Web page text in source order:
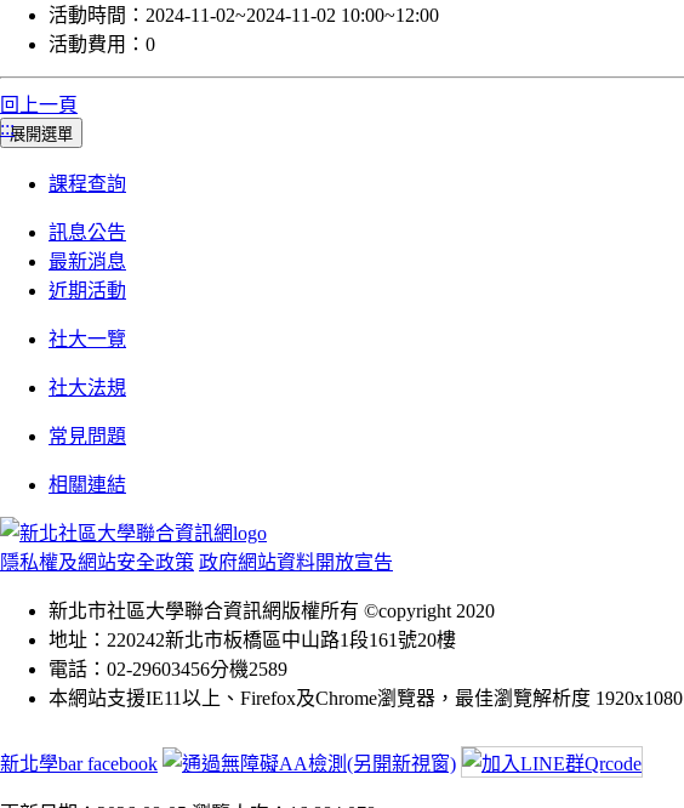
活動時間： 2024-11-02~2024-11-02 10:00~12:00
活動費用： 0
回上一頁
:::展開選單
課程查詢
訊息公告
最新消息
近期活動
社大一覽
社大法規
常見問題
相關連結
隱私權及網站安全政策 政府網站資料開放宣告
新北市社區大學聯合資訊網版權所有 ©copyright 2020
地址：220242新北市板橋區中山路1段161號20樓
電話：02-29603456分機2589
本網站支援IE11以上、Firefox及Chrome瀏覽器，最佳瀏覽解析度 1920x1080
新北學bar facebook